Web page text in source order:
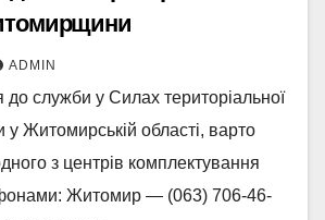
ADMIN
служби у Силах територіальної
у Житомирській області, варто
з центрів комплектування
Житомир — (063) 706-46-